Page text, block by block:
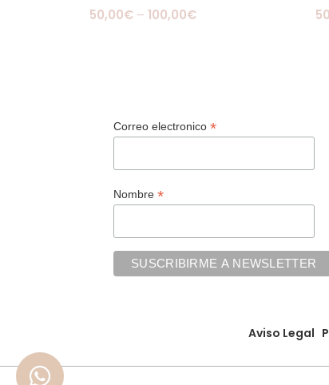
50,00€ – 100,00€
Correo electronico *
Nombre *
Aviso Legal